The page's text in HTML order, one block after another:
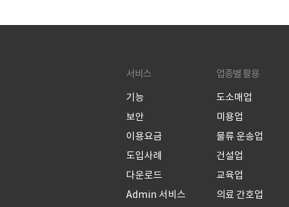
서비스
기능
보안
이용요금
도입사례
다운로드
Admin 서비스
업종별 활용
도소매업
미용업
물류 운송업
건설업
교육업
의료 간호업